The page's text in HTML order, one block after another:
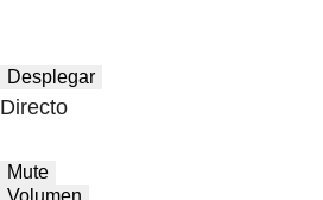
Desplegar
Directo
Mute